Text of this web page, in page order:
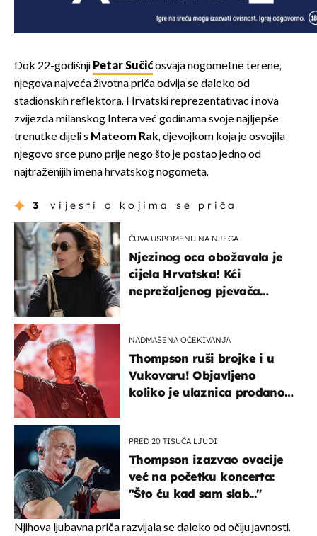
Dok 22-godišnji Petar Sučićosvaja nogometne terene,
njegova najveća životna priča odvija se daleko od
stadionskih reflektora. Hrvatski reprezentativac i nova
zvijezda milanskog Intera već godinama svoje najljepše
trenutke dijeli s Mateom Rak, djevojkom koja je osvojila
njegovo srce puno prije nego što je postao jedno od
najtraženijih imena hrvatskog nogometa.
3 vijesti o kojima se priča
ČUVA USPOMENU NA NJEGA
Njezinog oca obožavala je
cijela Hrvatska! Kći
neprežaljenog pjevača
NADMAŠENA OČEKIVANJA
Thompson ruši brojke i u
Vukovaru! Objavljeno
koliko je ulaznica prodano
PRED 20 TISUĆA LJUDI
Thompson izazvao ovacije
već na početku koncerta:
"Što ću kad sam slab..."
Njihova ljubavna priča razvijala se daleko od očiju javnosti.